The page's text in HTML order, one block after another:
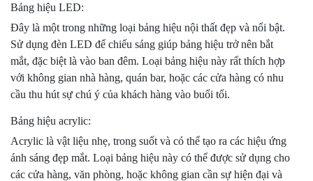
Bảng hiệu LED:
Đây là một trong những loại bảng hiệu nội thất đẹp và nổi bật.
Sử dụng đèn LED để chiếu sáng giúp bảng hiệu trở nên bắt
mắt, đặc biệt là vào ban đêm. Loại bảng hiệu này rất thích hợp
với không gian nhà hàng, quán bar, hoặc các cửa hàng có nhu
cầu thu hút sự chú ý của khách hàng vào buổi tối.
Bảng hiệu acrylic:
Acrylic là vật liệu nhẹ, trong suốt và có thể tạo ra các hiệu ứng
ánh sáng đẹp mắt. Loại bảng hiệu này có thể được sử dụng cho
các cửa hàng, văn phòng, hoặc không gian cần sự hiện đại và